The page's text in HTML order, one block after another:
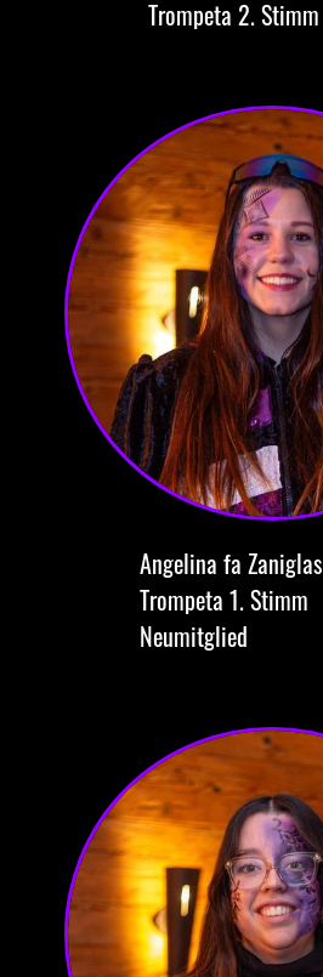
Trompeta 2. Stimm
Angelina fa Zaniglas
Trompeta 1. Stimm
Neumitglied